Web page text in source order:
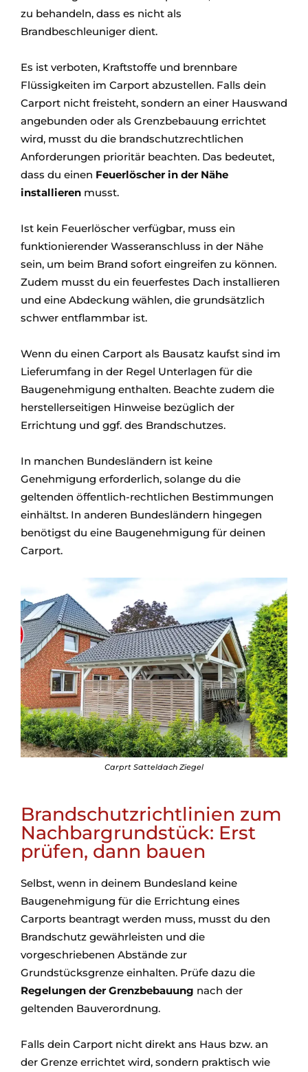
zu behandeln, dass es nicht als
Brandbeschleuniger dient.
Es ist verboten, Kraftstoffe und brennbare
Flüssigkeiten im Carport abzustellen. Falls dein
Carport nicht freisteht, sondern an einer Hauswand
angebunden oder als Grenzbebauung errichtet
wird, musst du die brandschutzrechtlichen
Anforderungen prioritär beachten. Das bedeutet,
dass du einen Feuerlöscher in der Nähe
installieren musst.
Ist kein Feuerlöscher verfügbar, muss ein
funktionierender Wasseranschluss in der Nähe
sein, um beim Brand sofort eingreifen zu können.
Zudem musst du ein feuerfestes Dach installieren
und eine Abdeckung wählen, die grundsätzlich
schwer entflammbar ist.
Wenn du einen Carport als Bausatz kaufst sind im
Lieferumfang in der Regel Unterlagen für die
Baugenehmigung enthalten. Beachte zudem die
herstellerseitigen Hinweise bezüglich der
Errichtung und ggf. des Brandschutzes.
In manchen Bundesländern ist keine
Genehmigung erforderlich, solange du die
geltenden öffentlich-rechtlichen Bestimmungen
einhältst. In anderen Bundesländern hingegen
benötigst du eine Baugenehmigung für deinen
Carport.
Carprt Satteldach Ziegel
Brandschutzrichtlinien zum
Nachbargrundstück: Erst
prüfen, dann bauen
Selbst, wenn in deinem Bundesland keine
Baugenehmigung für die Errichtung eines
Carports beantragt werden muss, musst du den
Brandschutz gewährleisten und die
vorgeschriebenen Abstände zur
Grundstücksgrenze einhalten. Prüfe dazu die
Regelungen der Grenzbebauung nach der
geltenden Bauverordnung.
Falls dein Carport nicht direkt ans Haus bzw. an
der Grenze errichtet wird, sondern praktisch wie